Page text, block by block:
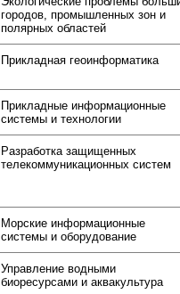
городов, промышленных зон и
полярных областей
Прикладная геоинформатика
Прикладные информационные
системы и технологии
Разработка защищенных
телекоммуникационных систем
Морские информационные
системы и оборудование
Управление водными
биоресурсами и аквакультура